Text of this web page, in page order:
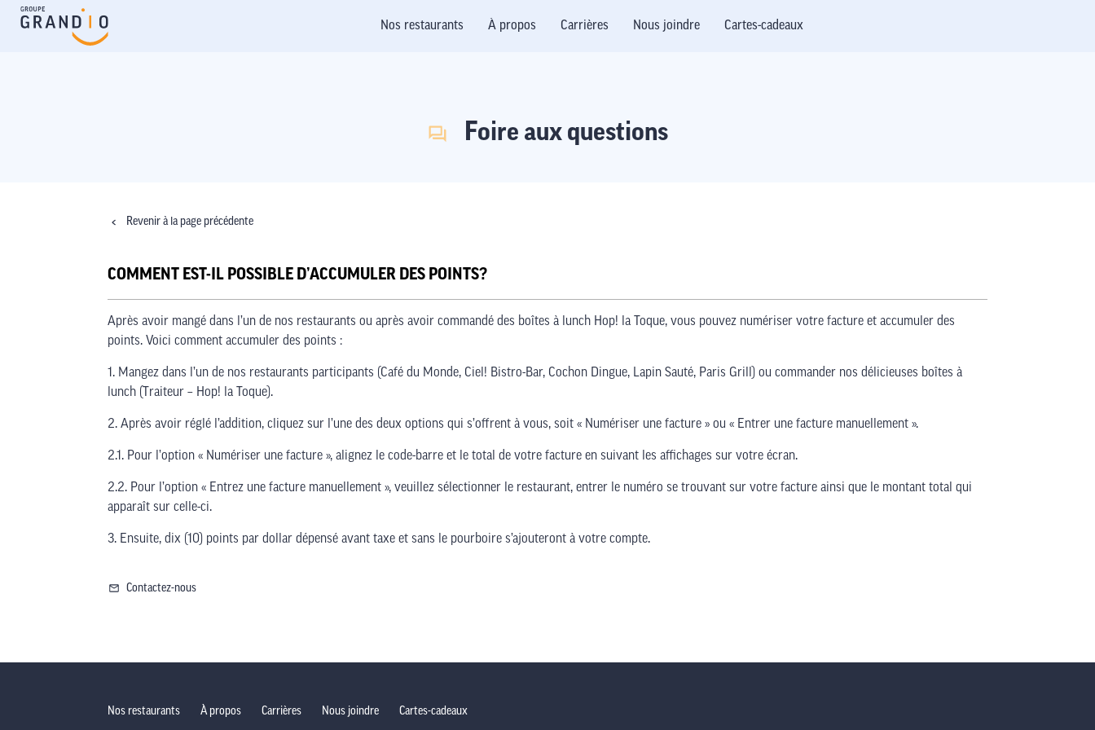
Nos restaurants À propos Carrières Nous joindre Cartes-cadeaux
Foire aux questions
Revenir à la page précédente
COMMENT EST-IL POSSIBLE D’ACCUMULER DES POINTS?
Après avoir mangé dans l’un de nos restaurants ou après avoir commandé des boîtes à lunch Hop! la Toque, vous pouvez numériser votre facture et accumuler des
points. Voici comment accumuler des points :
1. Mangez dans l’un de nos restaurants participants (Café du Monde, Ciel! Bistro-Bar, Cochon Dingue, Lapin Sauté, Paris Grill) ou commander nos délicieuses boîtes à
lunch (Traiteur – Hop! la Toque).
2. Après avoir réglé l’addition, cliquez sur l’une des deux options qui s’offrent à vous, soit « Numériser une facture » ou « Entrer une facture manuellement ».
2.1. Pour l’option « Numériser une facture », alignez le code-barre et le total de votre facture en suivant les affichages sur votre écran.
2.2. Pour l’option « Entrez une facture manuellement », veuillez sélectionner le restaurant, entrer le numéro se trouvant sur votre facture ainsi que le montant total qui
apparaît sur celle-ci.
3. Ensuite, dix (10) points par dollar dépensé avant taxe et sans le pourboire s’ajouteront à votre compte.
Contactez-nous
Nos restaurants À propos Carrières Nous joindre Cartes-cadeaux